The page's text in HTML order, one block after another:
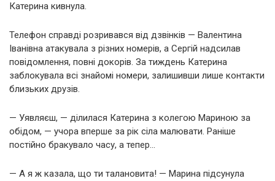
Катерина кивнула.
Телефон справді розривався від дзвінків — Валентина
Іванівна атакувала з різних номерів, а Сергій надсилав
повідомлення, повні докорів. За тиждень Катерина
заблокувала всі знайомі номери, залишивши лише контакти
близьких друзів.
— Уявляєш, — ділилася Катерина з колегою Мариною за
обідом, — учора вперше за рік сіла малювати. Раніше
постійно бракувало часу, а тепер…
— А я ж казала, що ти талановита! — Марина підсунула